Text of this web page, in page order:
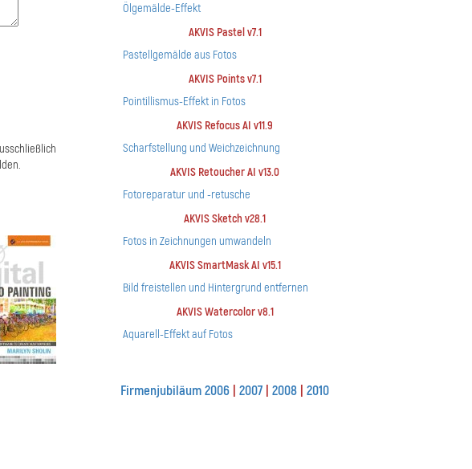
Ölgemälde-Effekt
AKVIS Pastel v7.1
Pastellgemälde aus Fotos
AKVIS Points v7.1
Pointillismus-Effekt in Fotos
AKVIS Refocus AI v11.9
Scharfstellung und Weichzeichnung
AKVIS Retoucher AI v13.0
Fotoreparatur und -retusche
AKVIS Sketch v28.1
Fotos in Zeichnungen umwandeln
AKVIS SmartMask AI v15.1
Bild freistellen und Hintergrund entfernen
AKVIS Watercolor v8.1
Aquarell-Effekt auf Fotos
Firmenjubiläum 2006 2007 2008 2010